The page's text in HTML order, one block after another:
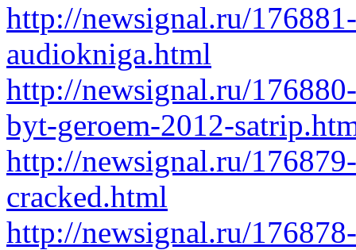
http://newsignal.ru/
audiokniga.html
http://newsignal.ru/
byt-geroem-2012-
http://newsignal.ru/
cracked.html
http://newsignal.ru/